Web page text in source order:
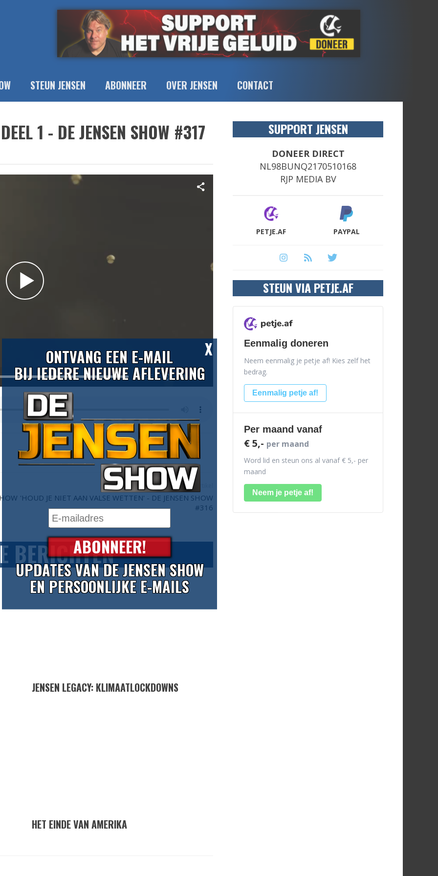
STEUN JENSEN ABONNEER OVER JENSEN CONTACT
1 - DE JENSEN SHOW #317
31:25
Volgend artikel
'HOUD JE NIET AAN VALSE WETTEN' - DE JENSEN SHOW
#316
BERICHTEN
JENSEN LEGACY: KLIMAATLOCKDOWNS
HET EINDE VAN AMERIKA
SUPPORT JENSEN
DONEER DIRECT
NL98BUNQ2170510168
RJP MEDIA BV
PETJE.AF PAYPAL
STEUN VIA PETJE.AF
Eenmalig doneren
Neem eenmalig je petje af! Kies zelf het
bedrag.
Eenmalig petje af!
Per maand vanaf
€ 5,- per maand
Word lid en steun ons al vanaf € 5,- per
maand
Neem je petje af!
X
ONTVANG EEN E-MAIL
BIJ IEDERE NIEUWE AFLEVERING
ABONNEER!
UPDATES VAN DE JENSEN SHOW
EN PERSOONLIJKE E-MAILS